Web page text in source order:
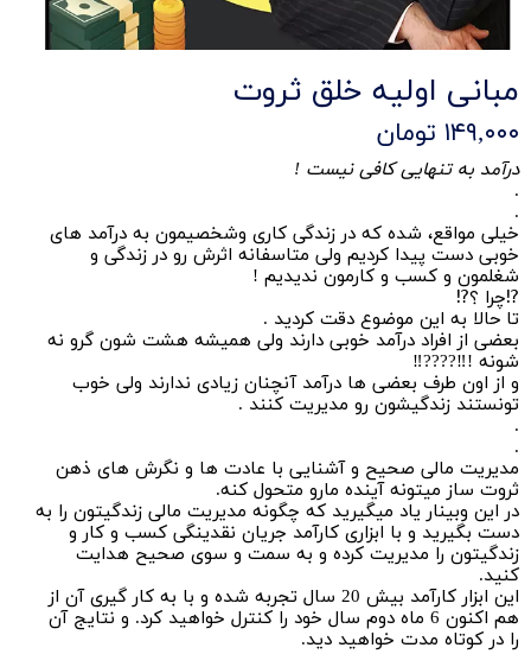
مبانی اولیه خلق ثروت
۱۴۹,۰۰۰ تومان
درآمد به تنهایی کافی نیست !
.
.
خیلی مواقع، شده که در زندگی کاری وشخصیمون به درآمد های
خوبی دست پیدا کردیم ولی متاسفانه اثرش رو در زندگی و
شغلمون و کسب و کارمون ندیدیم !
⁉️چرا ؟⁉️
تا حالا به این موضوع دقت کردید .
بعضی از افراد درآمد خوبی دارند ولی همیشه هشت شون گرو نه
شونه !‼️????‼️
و از اون طرف بعضی ها درآمد آنچنان زیادی ندارند ولی خوب
تونستند زندگیشون رو مدیریت کنند .
.
.
مدیریت مالی صحیح و آشنایی با عادت ها و نگرش های ذهن
ثروت ساز میتونه آینده مارو متحول کنه.
در این وبینار یاد میگیرید که چگونه مدیریت مالی زندگیتون را به
دست بگیرید و با ابزاری کارآمد جریان نقدینگی کسب و کار و
زندگیتون را مدیریت کرده و به سمت و سوی صحیح هدایت
کنید.
این ابزار کارآمد بیش 20 سال تجربه شده و با به کار گیری آن از
هم اکنون 6 ماه دوم سال خود را کنترل خواهید کرد. و نتایج آن
را در کوتاه مدت خواهید دید.